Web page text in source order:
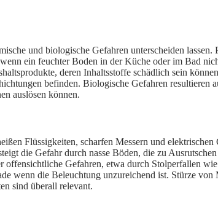
und biologische Gefahren unterscheiden
ein feuchter Boden in der Küche oder im Bad
deren Inhaltsstoffe schädlich sein
befinden. Biologische Gefahren resultieren
auslösen können.
Flüssigkeiten, scharfen Messern und
die Gefahr durch nasse Böden, die zu
Gefahren, etwa durch Stolperfallen
wenn die Beleuchtung unzureichend ist. Stürze
sind überall relevant.